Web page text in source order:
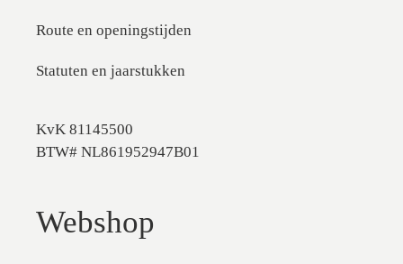
Route en openingstijden
Statuten en jaarstukken
KvK 81145500
BTW# NL861952947B01
Webshop